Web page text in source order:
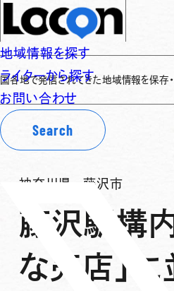
地域情報を探す
ライターから探す
お問い合わせ
Search
れてきた地域情報を保存・整理し、継
神奈川県 藤沢市
藤沢駅構
な売店」に